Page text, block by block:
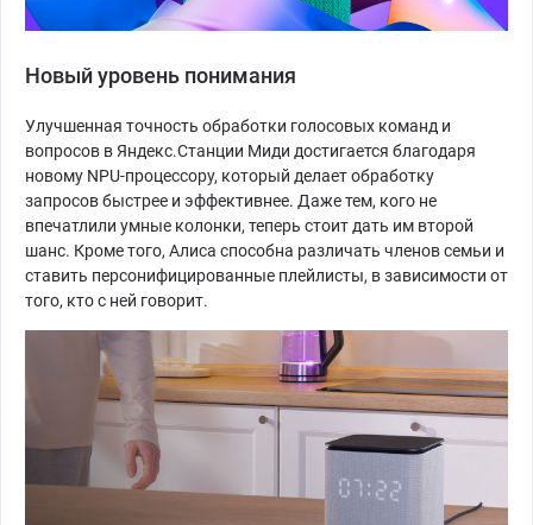
Новый уровень понимания
Улучшенная точность обработки голосовых команд и
вопросов в Яндекс.Станции Миди достигается благодаря
новому NPU-процессору, который делает обработку
запросов быстрее и эффективнее. Даже тем, кого не
впечатлили умные колонки, теперь стоит дать им второй
шанс. Кроме того, Алиса способна различать членов семьи и
ставить персонифицированные плейлисты, в зависимости от
того, кто с ней говорит.